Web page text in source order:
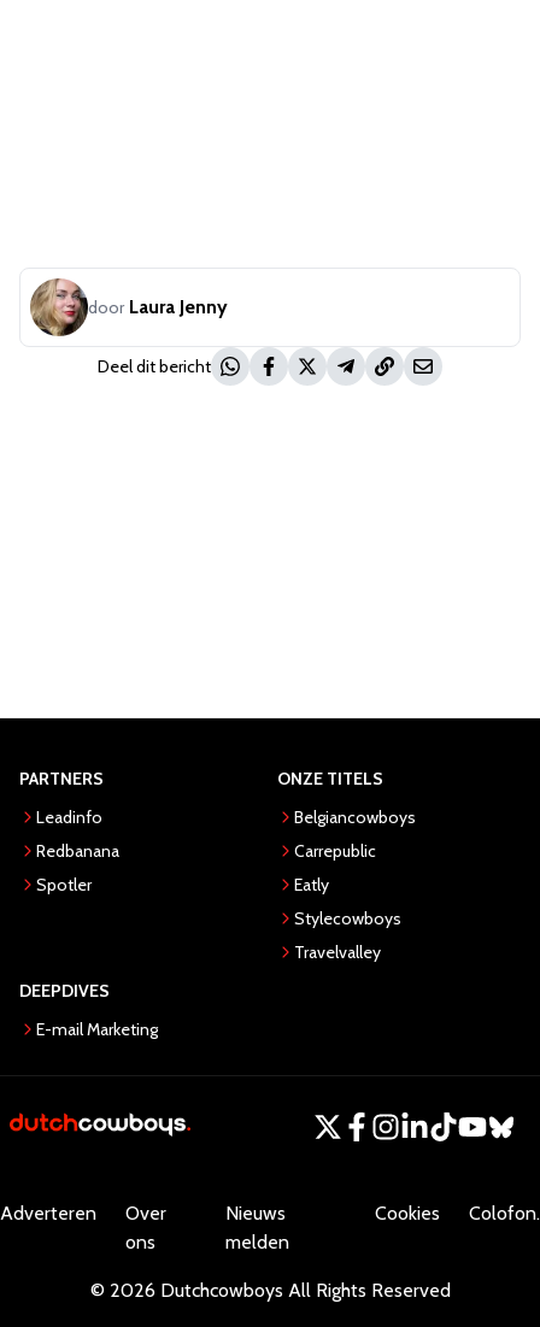
door Laura Jenny
Deel dit bericht
PARTNERS
Leadinfo
Redbanana
Spotler
ONZE TITELS
Belgiancowboys
Carrepublic
Eatly
Stylecowboys
Travelvalley
DEEPDIVES
E-mail Marketing
Adverteren
Over
ons
Nieuws
melden
Cookies Colofon.
© 2026 Dutchcowboys All Rights Reserved